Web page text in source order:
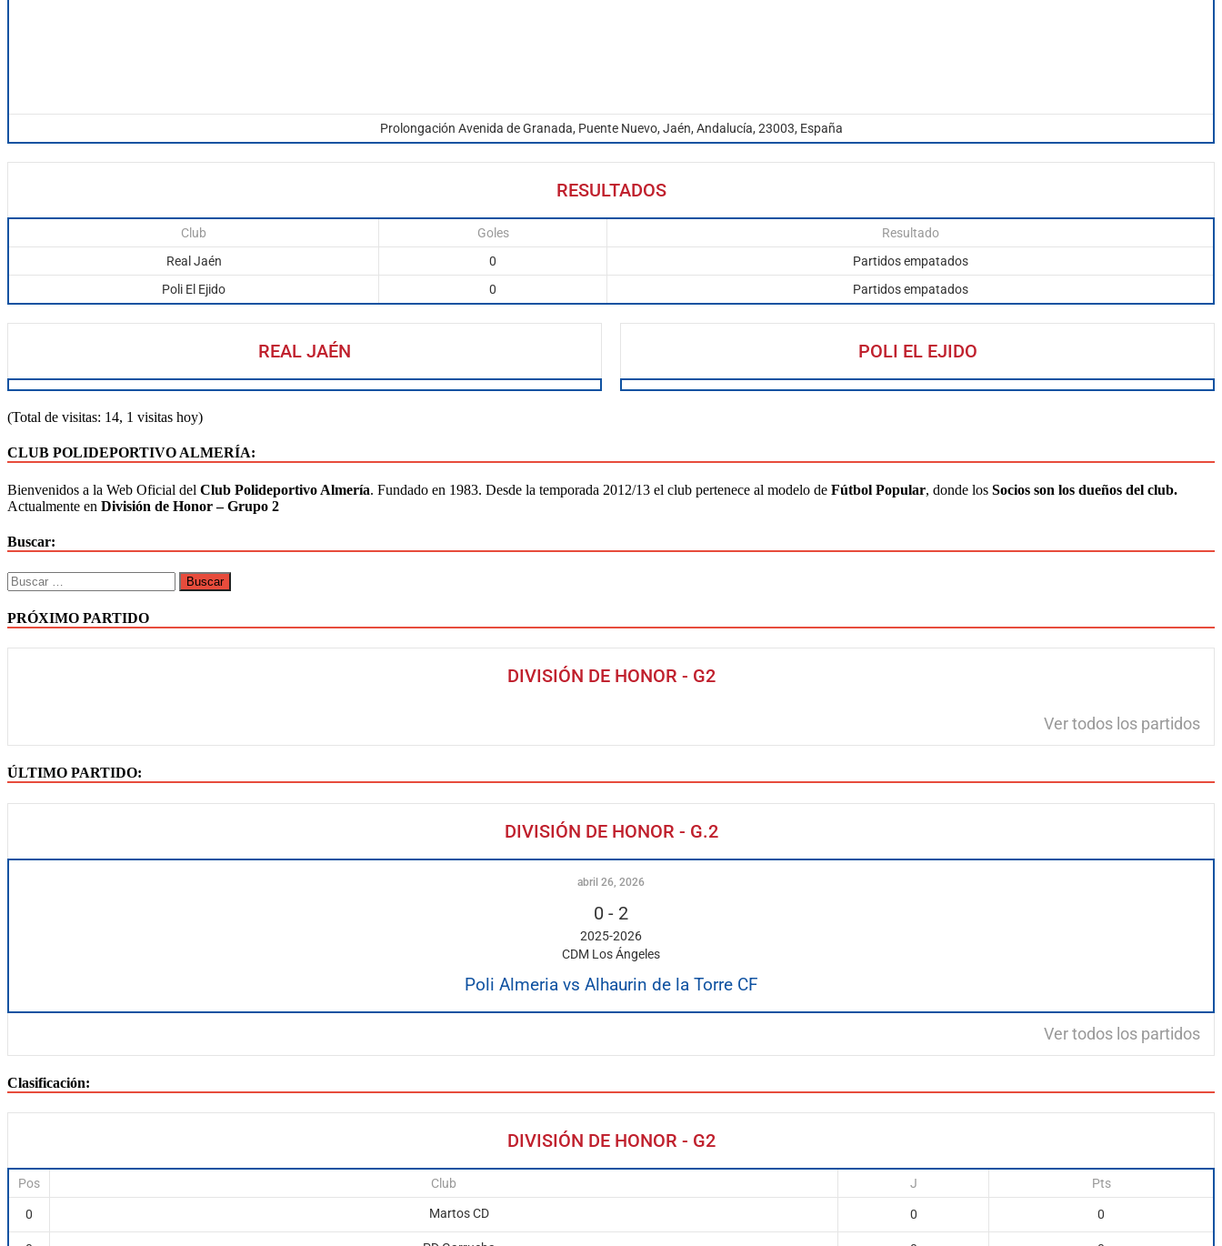
Prolongación Avenida de Granada, Puente Nuevo, Jaén, Andalucía, 23003, España
RESULTADOS
Club Goles
Resultado
Real Jaén
0
Partidos empatados
Poli El Ejido
0 Partidos empatados
REAL JAÉN POLI EL EJIDO
(Total de visitas: 14, 1 visitas hoy)
CLUB POLIDEPORTIVO ALMERÍA:
Bienvenidos a la Web Oficial del Club Polideportivo Almería. Fundado en 1983. Desde la temporada 2012/13 el club pertenece al modelo de Fútbol Popular, donde los Socios son los dueños del club.
Actualmente en División de Honor – Grupo 2
Buscar:
PRÓXIMO PARTIDO
DIVISIÓN DE HONOR - G2
Ver todos los partidos
ÚLTIMO PARTIDO:
DIVISIÓN DE HONOR - G.2
abril 26, 2026
0 - 2
2025-2026
CDM Los Ángeles
Poli Almeria vs Alhaurin de la Torre CF
Ver todos los partidos
Clasificación:
DIVISIÓN DE HONOR - G2
Pos Club J Pts
0 Martos CD 0 0